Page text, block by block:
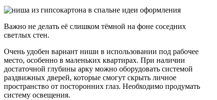
Важно не делать её слишком тёмной на фоне соседних
светлых стен.
Очень удобен вариант ниши в использовании под рабочее
место, особенно в маленьких квартирах. При наличии
достаточной глубины арку можно оборудовать системой
раздвижных дверей, которые смогут скрыть личное
пространство от посторонних глаз. Необходимо продумать
систему освещения.